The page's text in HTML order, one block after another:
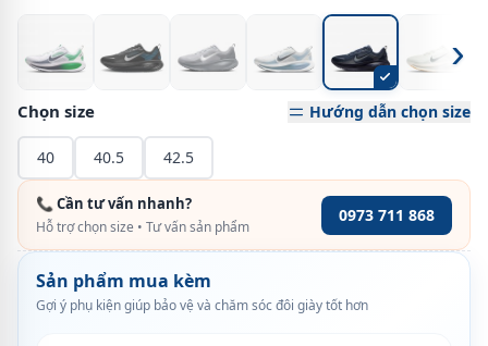
›
Chọn size Hướng dẫn chọn size
40 40.5 42.5
📞 Cần tư vấn nhanh?
Hỗ trợ chọn size • Tư vấn sản phẩm
0973 711 868
Sản phẩm mua kèm
Gợi ý phụ kiện giúp bảo vệ và chăm sóc đôi giày tốt hơn